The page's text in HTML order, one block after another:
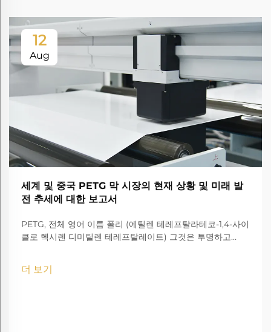
12
Aug
세계 및 중국 PETG 막 시장의 현재 상황 및 미래 발
전 추세에 대한 보고서
PETG, 전체 영어 이름 폴리 (에틸렌 테레프탈라테코-1,4-사이
클로 헥시렌 디미틸렌 테레프탈레이트) 그것은 투명하고
더 보기